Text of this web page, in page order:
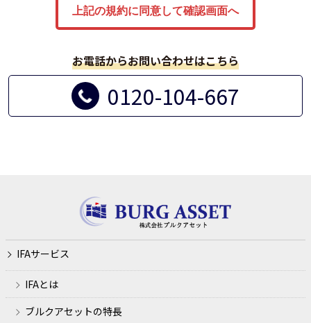
に努めます。
ファイナンシャル・プランニング業務
講演会、セミナー等の開催
ファイナンシャルプランナー業務、金融商品仲介業、生損
保代理店業務の遂行のため
各種セミナーの開催、金融商品の勧誘やサービス申込の受
付のため
犯罪による収益の移転防止に関する法律に基づくご本人さ
まの確認等や、金融サービスをご利用いただく資格等の確
お電話からお問い合わせはこちら
0120-104-667
IFAサービス
IFAとは
ブルクアセットの特長